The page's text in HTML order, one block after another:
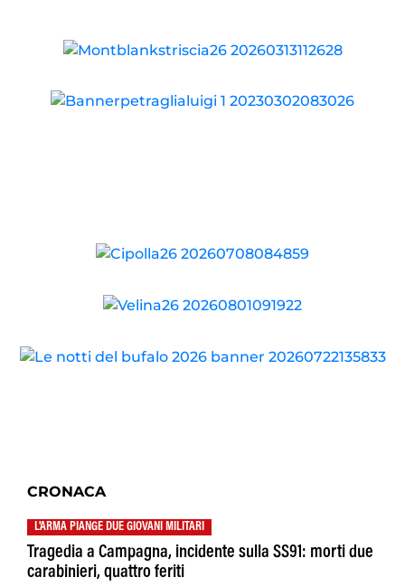
CRONACA
L'ARMA PIANGE DUE GIOVANI MILITARI
Tragedia a Campagna, incidente sulla SS91: morti due
carabinieri, quattro feriti